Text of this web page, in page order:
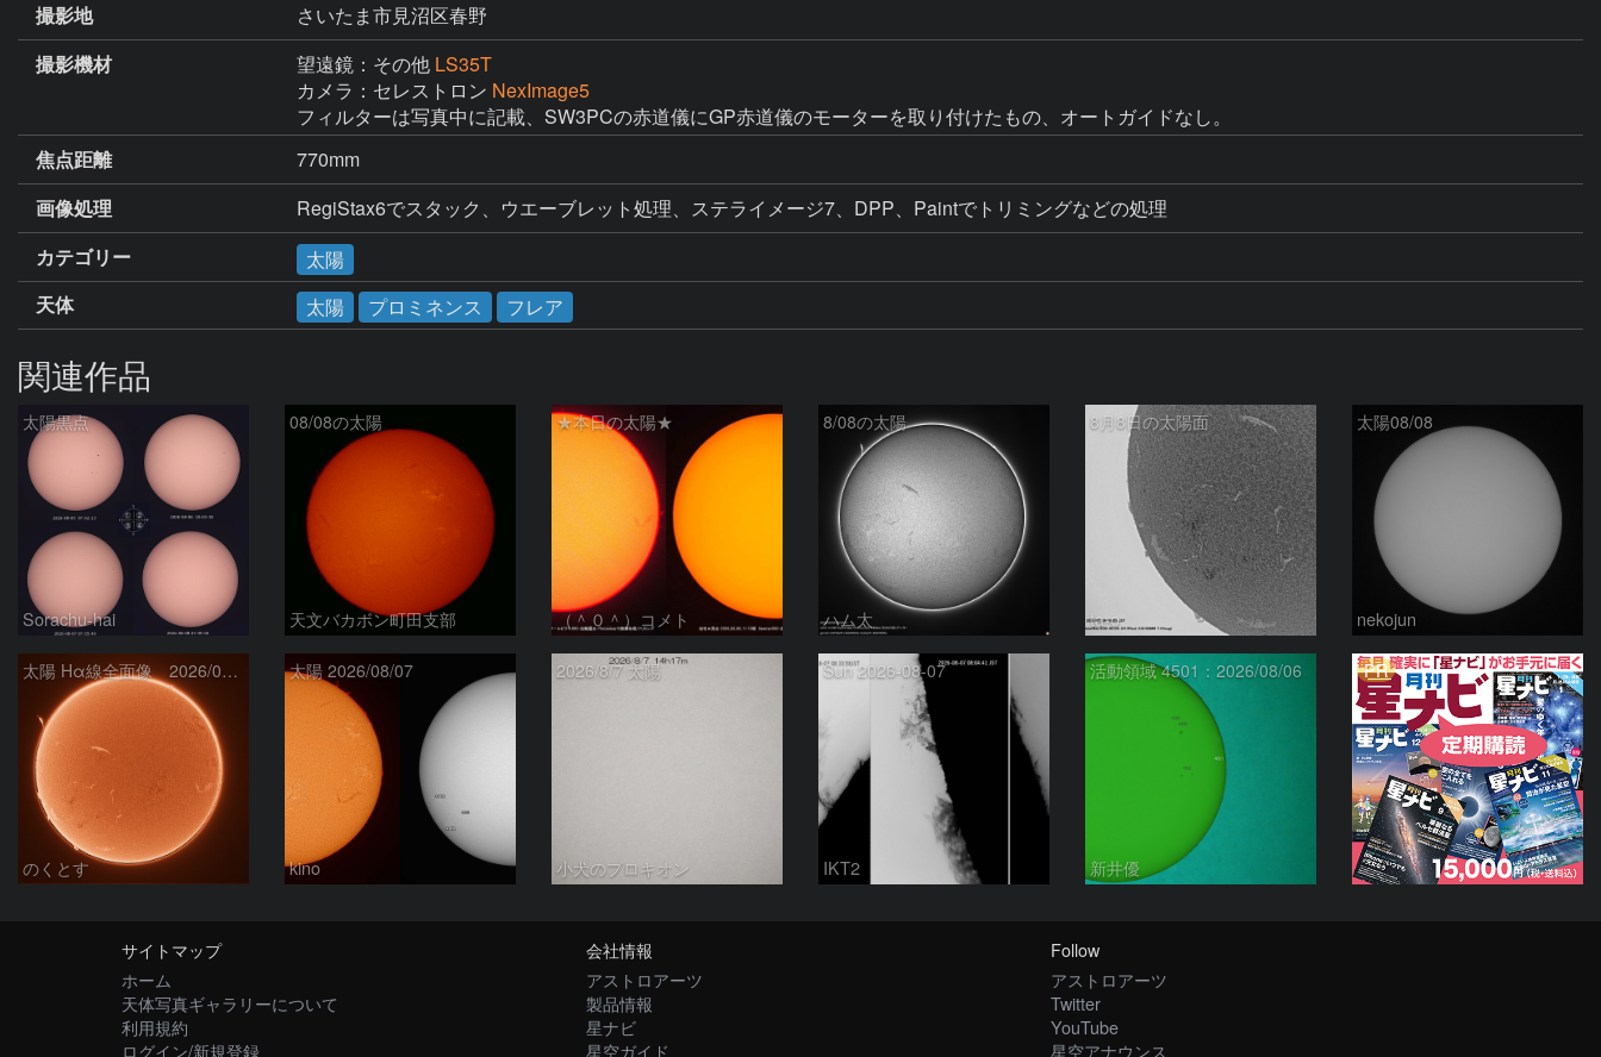
撮影地
さいたま市見沼区春野
撮影機材
望遠鏡：その他 LS35T
カメラ：セレストロン NexImage5
フィルターは写真中に記載、SW3PCの赤道儀にGP赤道儀のモーターを取り付けたもの、オートガイドなし。
焦点距離
770mm
画像処理
RegiStax6でスタック、ウエーブレット処理、ステライメージ7、DPP、Paintでトリミングなどの処理
カテゴリー
太陽
天体
太陽 プロミネンス フレア
関連作品
太陽黒点
Sorachu-hai
08/08の太陽
天文バカボン町田支部
★本日の太陽★
（＾０＾）コメト
8/08の太陽
ハム太
8月8日の太陽面
ta-o
太陽08/08
nekojun
太陽 Hα線全面像 2026/08/08
のくとす
太陽 2026/08/07
kino
2026/8/7 太陽
小犬のプロキオン
Sun 2026-08-07
IKT2
活動領域 4501：2026/08/06
新井優
PR
サイトマップ
ホーム
天体写真ギャラリーについて
利用規約
ログイン/新規登録
会社情報
アストロアーツ
製品情報
星ナビ
星空ガイド
Follow
アストロアーツ
Twitter
YouTube
星空アナウンス